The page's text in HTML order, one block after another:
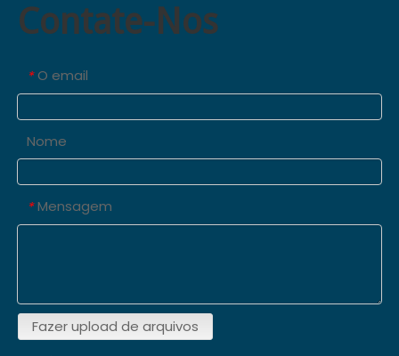
Contate-Nos
* O email
Nome
* Mensagem
Fazer upload de arquivos